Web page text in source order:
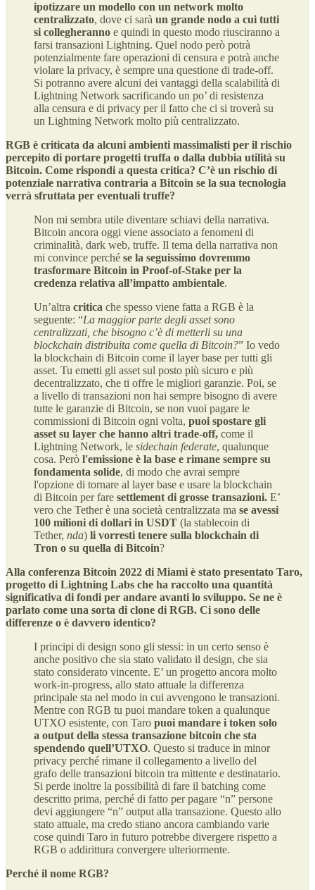
ipotizzare un modello con un network molto
centralizzato, dove ci sarà un grande nodo a cui tutti
si collegheranno e quindi in questo modo riusciranno a
farsi transazioni Lightning. Quel nodo però potrà
potenzialmente fare operazioni di censura e potrà anche
violare la privacy, è sempre una questione di trade-off.
Si potranno avere alcuni dei vantaggi della scalabilità di
Lightning Network sacrificando un po’ di resistenza
alla censura e di privacy per il fatto che ci si troverà su
un Lightning Network molto più centralizzato.
RGB è criticata da alcuni ambienti massimalisti per il rischio
percepito di portare progetti truffa o dalla dubbia utilità su
Bitcoin. Come rispondi a questa critica? C’è un rischio di
potenziale narrativa contraria a Bitcoin se la sua tecnologia
verrà sfruttata per eventuali truffe?
Non mi sembra utile diventare schiavi della narrativa.
Bitcoin ancora oggi viene associato a fenomeni di
criminalità, dark web, truffe. Il tema della narrativa non
mi convince perché se la seguissimo dovremmo
trasformare Bitcoin in Proof-of-Stake per la
credenza relativa all’impatto ambientale.
Un’altra critica che spesso viene fatta a RGB è la
seguente: “La maggior parte degli asset sono
centralizzati, che bisogno c’è di metterli su una
blockchain distribuita come quella di Bitcoin?” Io vedo
la blockchain di Bitcoin come il layer base per tutti gli
asset. Tu emetti gli asset sul posto più sicuro e più
decentralizzato, che ti offre le migliori garanzie. Poi, se
a livello di transazioni non hai sempre bisogno di avere
tutte le garanzie di Bitcoin, se non vuoi pagare le
commissioni di Bitcoin ogni volta, puoi spostare gli
asset su layer che hanno altri trade-off, come il
Lightning Network, le sidechain federate, qualunque
cosa. Però l'emissione è la base e rimane sempre su
fondamenta solide, di modo che avrai sempre
l'opzione di tornare al layer base e usare la blockchain
di Bitcoin per fare settlement di grosse transazioni. E’
vero che Tether è una società centralizzata ma se avessi
100 milioni di dollari in USDT (la stablecoin di
Tether, nda) li vorresti tenere sulla blockchain di
Tron o su quella di Bitcoin?
Alla conferenza Bitcoin 2022 di Miami è stato presentato Taro,
progetto di Lightning Labs che ha raccolto una quantità
significativa di fondi per andare avanti lo sviluppo. Se ne è
parlato come una sorta di clone di RGB. Ci sono delle
differenze o è davvero identico?
I principi di design sono gli stessi: in un certo senso è
anche positivo che sia stato validato il design, che sia
stato considerato vincente. E’ un progetto ancora molto
work-in-progress, allo stato attuale la differenza
principale sta nel modo in cui avvengono le transazioni.
Mentre con RGB tu puoi mandare token a qualunque
UTXO esistente, con Taro puoi mandare i token solo
a output della stessa transazione bitcoin che sta
spendendo quell’UTXO. Questo si traduce in minor
privacy perché rimane il collegamento a livello del
grafo delle transazioni bitcoin tra mittente e destinatario.
Si perde inoltre la possibilità di fare il batching come
descritto prima, perché di fatto per pagare “n” persone
devi aggiungere “n” output alla transazione. Questo allo
stato attuale, ma credo stiano ancora cambiando varie
cose quindi Taro in futuro potrebbe divergere rispetto a
RGB o addirittura convergere ulteriormente.
Perché il nome RGB?